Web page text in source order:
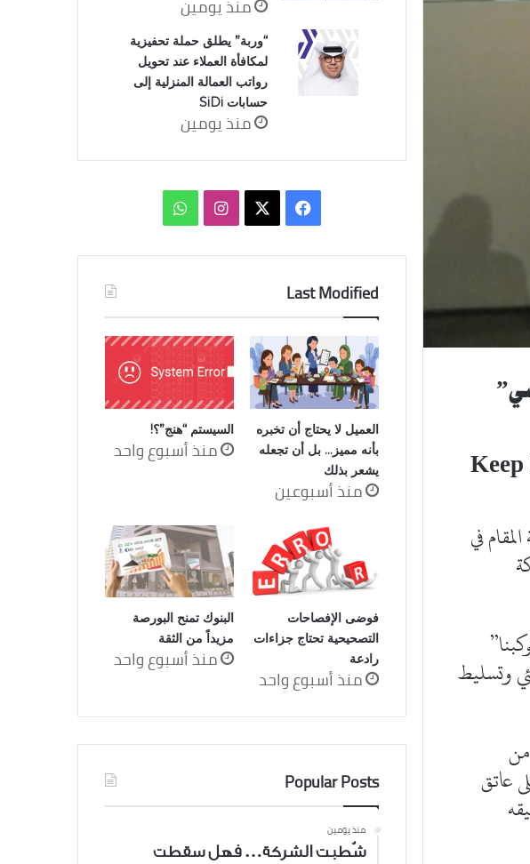
بنسخته الثالثة المقام في
وتسليط
عاتق
منذ يومين
“وربة” يطلق حملة تحفيزية
لمكافأة العملاء عند تحويل
رواتب العمالة المنزلية إلى
حسابات SiDi
منذ يومين
فيسبوك انستقرامواتساب
Last Modified
العميل لا يحتاج أن تخبره
بأنه مميز… بل أن تجعله
يشعر بذلك
منذ أسبوعين
السيستم “هنج”؟!
منذ أسبوع واحد
فوضى الإفصاحات
التصحيحية تحتاج جزاءات
رادعة
منذ أسبوع واحد
البنوك تمنح البورصة
مزيداً من الثقة
منذ أسبوع واحد
Popular Posts
منذ يومين
شُطبت الشركة… فهل سقطت